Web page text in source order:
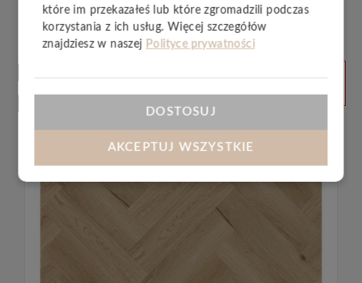
Produkty
powiązane
ZOBACZ
które im przekazałeś lub które zgromadzili podczas
korzystania z ich usług. Więcej szczegółów
znajdziesz w naszej Polityce prywatności
DOSTOSUJ
AKCEPTUJ WSZYSTKIE